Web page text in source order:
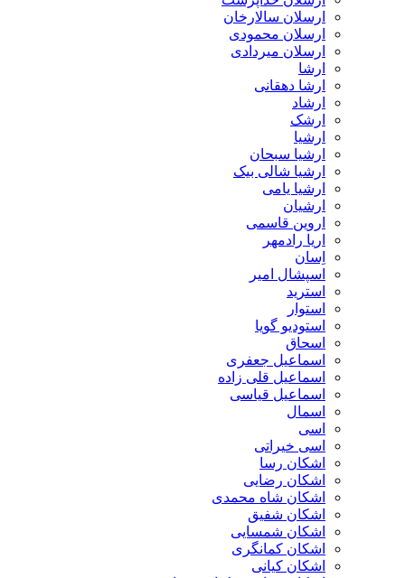
ارسلان سالارخان
ارسلان محمودی
ارسلان میردادی
ارشا
ارشا دهقانی
ارشاد
ارشک
ارشیا
ارشیا سبحان
ارشیا شالی بیک
ارشیا یامی
ارشیان
اروین قاسمی
اریا رادمهر
اِسان
اسپشال امیر
استرید
استوار
استودیو گویا
اسحاق
اسماعیل جعفری
اسماعیل قلی زاده
اسماعیل قیاسی
اسمال
اسی
اسی خیراتی
اشکان رسا
اشکان رضایی
اشکان شاه محمدی
اشکان شفیق
اشکان شمسایی
اشکان‌ کمانگری
اشکان کیانی